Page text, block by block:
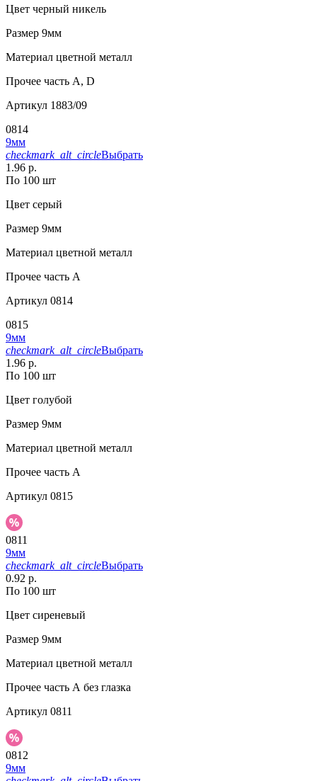
Цвет черный никель
Размер 9мм
Материал цветной металл
Прочее часть A, D
Артикул 1883/09
0814
9мм
checkmark_alt_circleВыбрать
1.96 р.
По 100 шт
Цвет серый
Размер 9мм
Материал цветной металл
Прочее часть A
Артикул 0814
0815
9мм
checkmark_alt_circleВыбрать
1.96 р.
По 100 шт
Цвет голубой
Размер 9мм
Материал цветной металл
Прочее часть A
Артикул 0815
0811
9мм
checkmark_alt_circleВыбрать
0.92 р.
По 100 шт
Цвет сиреневый
Размер 9мм
Материал цветной металл
Прочее часть А без глазка
Артикул 0811
0812
9мм